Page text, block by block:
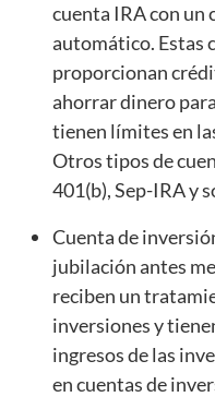
cuenta IRA con un
automático. Estas
proporcionan
ahorrar dinero
tienen límites en
Otros tipos de
401(b), Sep-IRA y
Cuenta de
jubilación antes
reciben un
inversiones y
ingresos de las
en cuentas de